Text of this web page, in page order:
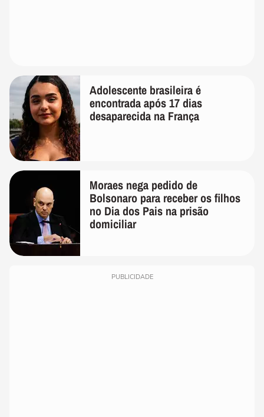
Adolescente brasileira é
encontrada após 17 dias
desaparecida na França
Moraes nega pedido de
Bolsonaro para receber os filhos
no Dia dos Pais na prisão
domiciliar
PUBLICIDADE